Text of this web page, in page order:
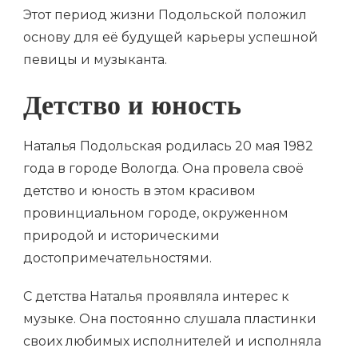
Этот период жизни Подольской положил
основу для её будущей карьеры успешной
певицы и музыканта.
Детство и юность
Наталья Подольская родилась 20 мая 1982
года в городе Вологда. Она провела своё
детство и юность в этом красивом
провинциальном городе, окруженном
природой и историческими
достопримечательностями.
С детства Наталья проявляла интерес к
музыке. Она постоянно слушала пластинки
своих любимых исполнителей и исполняла